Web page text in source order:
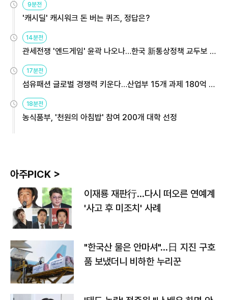
9분전
'캐시딜' 캐시워크 돈 버는 퀴즈, 정답은?
14분전
관세전쟁 '엔드게임' 윤곽 나오나…한국 新통상정책 교두보 활
17분전
섬유패션 글로벌 경쟁력 키운다…산업부 15개 과제 180억 지
18분전
농식품부, '천원의 아침밥' 참여 200개 대학 선정
아주PICK >
이재룡 재판行…다시 떠오른 연예계
'사고 후 미조치' 사례
"한국산 물은 안마셔"…日 지진 구호
품 보냈더니 비하한 누리꾼